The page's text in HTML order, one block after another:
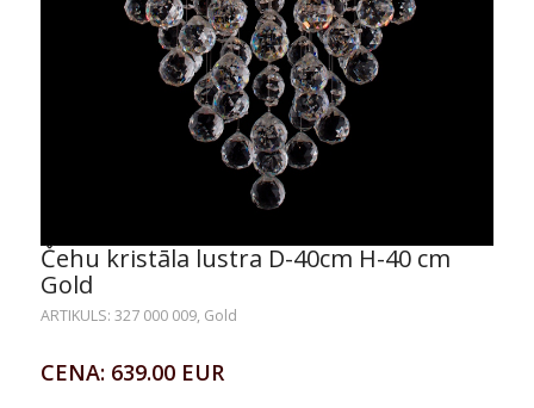
Čehu kristāla lustra D-40cm H-40 cm
Gold
ARTIKULS: 327 000 009, Gold
CENA: 639.00 EUR